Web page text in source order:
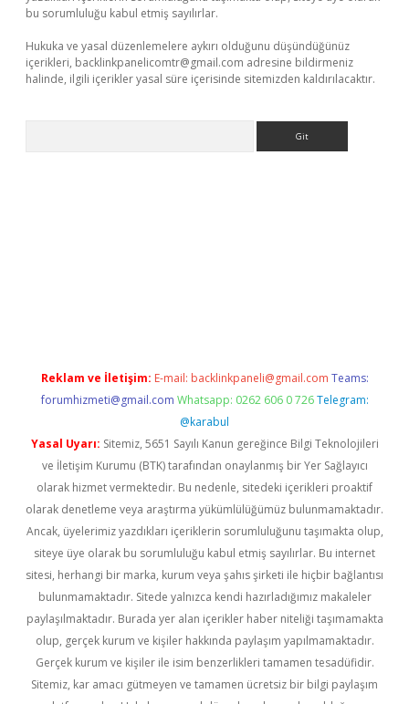
bu sorumluluğu kabul etmiş sayılırlar.
Hukuka ve yasal düzenlemelere aykırı olduğunu düşündüğünüz
içerikleri, backlinkpanelicomtr@gmail.com adresine bildirmeniz
halinde, ilgili içerikler yasal süre içerisinde sitemizden kaldırılacaktır.
Reklam ve İletişim: E-mail: backlinkpaneli@gmail.com Teams:
forumhizmeti@gmail.com Whatsapp: 0262 606 0 726 Telegram:
@karabul
Yasal Uyarı: Sitemiz, 5651 Sayılı Kanun gereğince Bilgi Teknolojileri
ve İletişim Kurumu (BTK) tarafından onaylanmış bir Yer Sağlayıcı
olarak hizmet vermektedir. Bu nedenle, sitedeki içerikleri proaktif
olarak denetleme veya araştırma yükümlülüğümüz bulunmamaktadır.
Ancak, üyelerimiz yazdıkları içeriklerin sorumluluğunu taşımakta olup,
siteye üye olarak bu sorumluluğu kabul etmiş sayılırlar. Bu internet
sitesi, herhangi bir marka, kurum veya şahıs şirketi ile hiçbir bağlantısı
bulunmamaktadır. Sitede yalnızca kendi hazırladığımız makaleler
paylaşılmaktadır. Burada yer alan içerikler haber niteliği taşımamakta
olup, gerçek kurum ve kişiler hakkında paylaşım yapılmamaktadır.
Gerçek kurum ve kişiler ile isim benzerlikleri tamamen tesadüfidir.
Sitemiz, kar amacı gütmeyen ve tamamen ücretsiz bir bilgi paylaşım